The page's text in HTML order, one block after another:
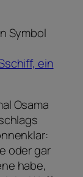
Symbol
ein
Osama
oder gar
habe,